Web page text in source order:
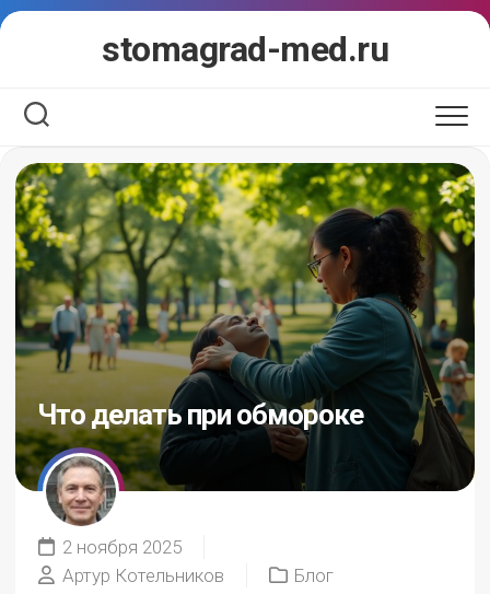
Перейти
stomagrad-med.ru
Что делать при обмороке
2 ноября 2025
Артур Котельников
Блог